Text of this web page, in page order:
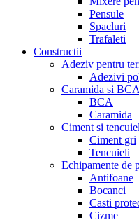
Pensule
Spacluri
Trafaleti
Constructii
Adeziv pentru
Adezivi
Caramida si BCA
BCA
Caramida
Ciment si
Ciment gri
Tencuieli
Echipamente de
Antifoane
Bocanci
Casti
Cizme